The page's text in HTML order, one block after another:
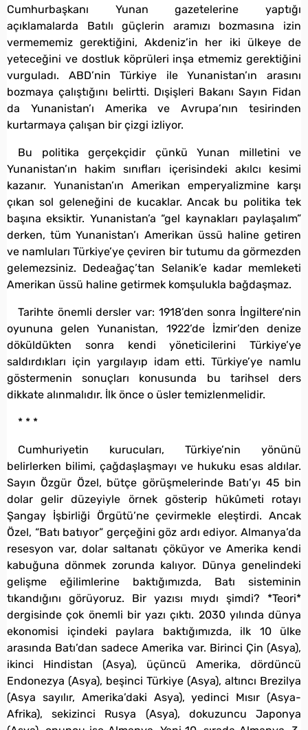
Cumhurbaşkanı Yunan gazetelerine yaptığı
açıklamalarda Batılı güçlerin aramızı bozmasına izin
vermememiz gerektiğini, Akdeniz’in her iki ülkeye de
yeteceğini ve dostluk köprüleri inşa etmemiz gerektiğini
vurguladı. ABD’nin Türkiye ile Yunanistan’ın arasını
bozmaya çalıştığını belirtti. Dışişleri Bakanı Sayın Fidan
da Yunanistan’ı Amerika ve Avrupa’nın tesirinden
kurtarmaya çalışan bir çizgi izliyor.
Bu politika gerçekçidir çünkü Yunan milletini ve
Yunanistan’ın hakim sınıfları içerisindeki akılcı kesimi
kazanır. Yunanistan’ın Amerikan emperyalizmine karşı
çıkan sol geleneğini de kucaklar. Ancak bu politika tek
başına eksiktir. Yunanistan’a “gel kaynakları paylaşalım”
derken, tüm Yunanistan’ı Amerikan üssü haline getiren
ve namluları Türkiye’ye çeviren bir tutumu da görmezden
gelemezsiniz. Dedeağaç’tan Selanik’e kadar memleketi
Amerikan üssü haline getirmek komşulukla bağdaşmaz.
Tarihte önemli dersler var: 1918’den sonra İngiltere’nin
oyununa gelen Yunanistan, 1922’de İzmir’den denize
döküldükten sonra kendi yöneticilerini Türkiye’ye
saldırdıkları için yargılayıp idam etti. Türkiye’ye namlu
göstermenin sonuçları konusunda bu tarihsel ders
dikkate alınmalıdır. İlk önce o üsler temizlenmelidir.
* * *
Cumhuriyetin kurucuları, Türkiye’nin yönünü
belirlerken bilimi, çağdaşlaşmayı ve hukuku esas aldılar.
Sayın Özgür Özel, bütçe görüşmelerinde Batı’yı 45 bin
dolar gelir düzeyiyle örnek gösterip hükûmeti rotayı
Şangay İşbirliği Örgütü’ne çevirmekle eleştirdi. Ancak
Özel, “Batı batıyor” gerçeğini göz ardı ediyor. Almanya’da
resesyon var, dolar saltanatı çöküyor ve Amerika kendi
kabuğuna dönmek zorunda kalıyor. Dünya genelindeki
gelişme eğilimlerine baktığımızda, Batı sisteminin
tıkandığını görüyoruz. Bir yazısı mıydı şimdi? *Teori*
dergisinde çok önemli bir yazı çıktı. 2030 yılında dünya
ekonomisi içindeki paylara baktığımızda, ilk 10 ülke
arasında Batı’dan sadece Amerika var. Birinci Çin (Asya),
ikinci Hindistan (Asya), üçüncü Amerika, dördüncü
Endonezya (Asya), beşinci Türkiye (Asya), altıncı Brezilya
(Asya sayılır, Amerika’daki Asya), yedinci Mısır (Asya-
Afrika), sekizinci Rusya (Asya), dokuzuncu Japonya